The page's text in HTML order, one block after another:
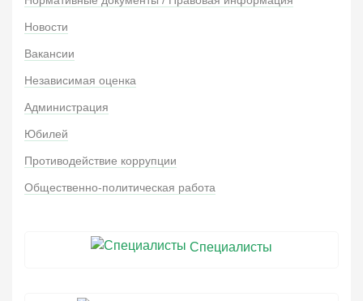
Новости
Вакансии
Независимая оценка
Администрация
Юбилей
Противодействие коррупции
Общественно-политическая работа
Специалисты